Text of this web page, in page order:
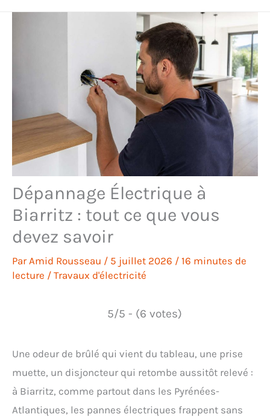
Dépannage Électrique à
Biarritz : tout ce que vous
devez savoir
ParAmid Rousseau / 5 juillet 2026 / 16 minutes de
lecture / Travaux d'électricité
5/5 - (6 votes)
Une odeur de brûlé qui vient du tableau, une prise
muette, un disjoncteur qui retombe aussitôt relevé :
à Biarritz, comme partout dans les Pyrénées-
Atlantiques, les pannes électriques frappent sans